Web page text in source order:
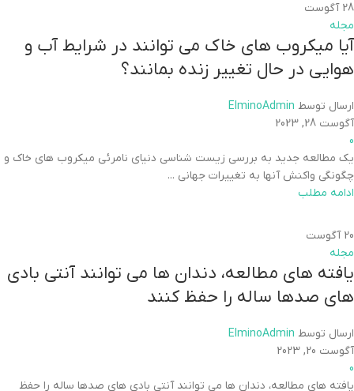
28 آگوست
مجله
آیا میکروب های خاک می توانند در شرایط آب و
هوایی در حال تغییر زنده بمانند؟
ارسال توسط ElminoAdmin
آگوست 28, 2023
0
یک مطالعه جدید به بررسی زیست شناسی دنیای نامرئی میکروب های خاک و
چگونگی واکنش آنها به تغییرات جهانی ...
ادامه مطلب
20 آگوست
مجله
یافته های مطالعه، دندان ها می توانند آنتی بادی
های صدها ساله را حفظ کنند
ارسال توسط ElminoAdmin
آگوست 20, 2023
0
یافته های مطالعه، دندان ها می توانند آنتی بادی های صدها ساله را حفظ